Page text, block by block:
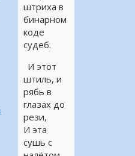
штриха в
бинарном
коде
судеб.
И этот
штиль, и
рябь в
глазах до
рези,
И эта
сушь с